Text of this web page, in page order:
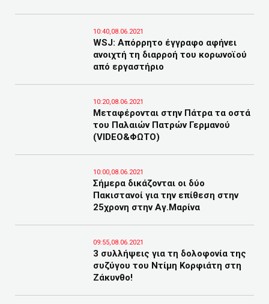
10:40,08.06.2021
WSJ: Απόρρητο έγγραφο αφήνει
ανοιχτή τη διαρροή του κορωνοϊού
από εργαστήριο
10:20,08.06.2021
Μεταφέρονται στην Πάτρα τα οστά
του Παλαιών Πατρών Γερμανού
(VIDEO&ΦΩΤΟ)
10:00,08.06.2021
Σήμερα δικάζονται οι δύο
Πακιστανοί για την επίθεση στην
25χρονη στην Αγ.Μαρίνα
09:55,08.06.2021
3 συλλήψεις για τη δολοφονία της
συζύγου του Ντίμη Κορφιάτη στη
Ζάκυνθο!